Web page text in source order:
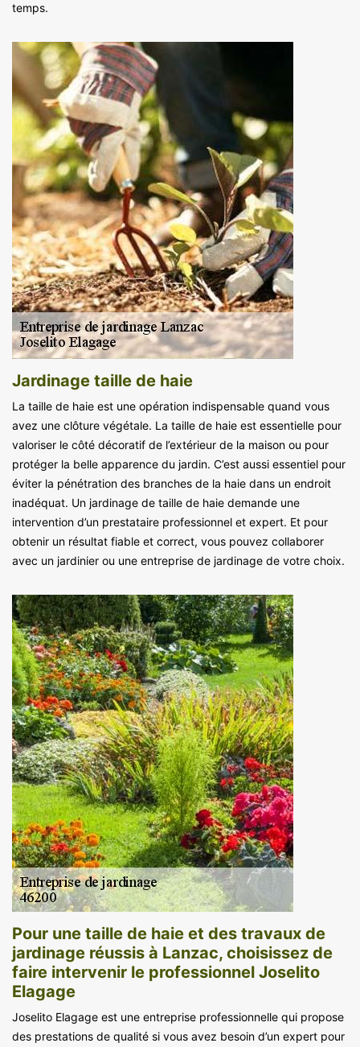
temps.
Jardinage taille de haie
La taille de haie est une opération indispensable quand vous
avez une clôture végétale. La taille de haie est essentielle pour
valoriser le côté décoratif de l’extérieur de la maison ou pour
protéger la belle apparence du jardin. C’est aussi essentiel pour
éviter la pénétration des branches de la haie dans un endroit
inadéquat. Un jardinage de taille de haie demande une
intervention d’un prestataire professionnel et expert. Et pour
obtenir un résultat fiable et correct, vous pouvez collaborer
avec un jardinier ou une entreprise de jardinage de votre choix.
Pour une taille de haie et des travaux de
jardinage réussis à Lanzac, choisissez de
faire intervenir le professionnel Joselito
Elagage
Joselito Elagage est une entreprise professionnelle qui propose
des prestations de qualité si vous avez besoin d’un expert pour